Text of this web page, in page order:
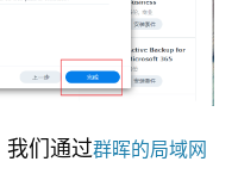
我们通过群晖的局域网